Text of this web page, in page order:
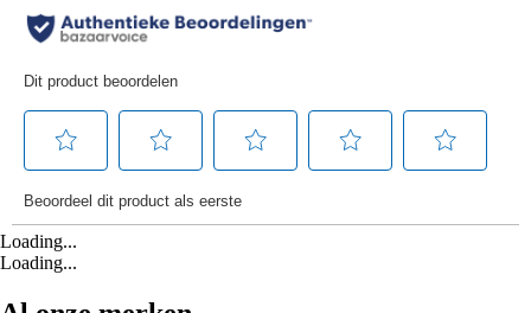
Loading...
Loading...